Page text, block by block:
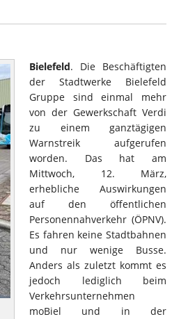
Bielefeld. Die Beschäftigten
der Stadtwerke Bielefeld
Gruppe sind einmal mehr
von der Gewerkschaft Verdi
zu einem ganztägigen
Warnstreik aufgerufen
worden. Das hat am
Mittwoch, 12. März,
erhebliche Auswirkungen
auf den öffentlichen
Personennahverkehr (ÖPNV).
Es fahren keine Stadtbahnen
und nur wenige Busse.
Anders als zuletzt kommt es
jedoch lediglich beim
Verkehrsunternehmen
moBiel und in der